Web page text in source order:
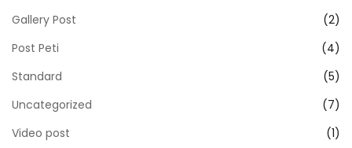
Gallery Post
(2)
Post Peti
(4)
Standard
(5)
Uncategorized
(7)
Video post
(1)